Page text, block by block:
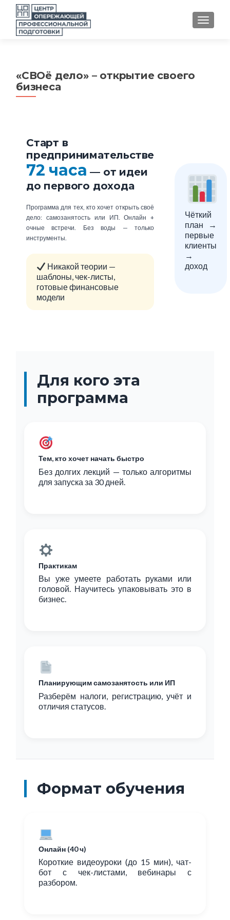
«СВОё дело» – открытие своего
бизнеса
Старт в
предпринимательстве
72 часа — от идеи
до первого дохода
Программа для тех, кто хочет открыть своё
дело: самозанятость или ИП. Онлайн +
очные встречи. Без воды — только
инструменты.
Никакой теории —
шаблоны, чек-листы,
готовые финансовые
модели
Чёткий
план →
первые
клиенты
→
доход
Для кого эта
программа
Тем, кто хочет начать быстро
Без долгих лекций — только алгоритмы
для запуска за 30 дней.
Практикам
Вы уже умеете работать руками или
головой. Научитесь упаковывать это в
бизнес.
Планирующим самозанятость или ИП
Разберём налоги, регистрацию, учёт и
отличия статусов.
Формат обучения
Онлайн (40 ч)
Короткие видеоуроки (до 15 мин), чат-
бот с чек-листами, вебинары с
разбором.